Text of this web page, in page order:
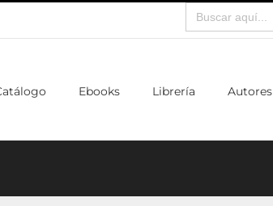
Buscar:
Ebooks Librería Autores